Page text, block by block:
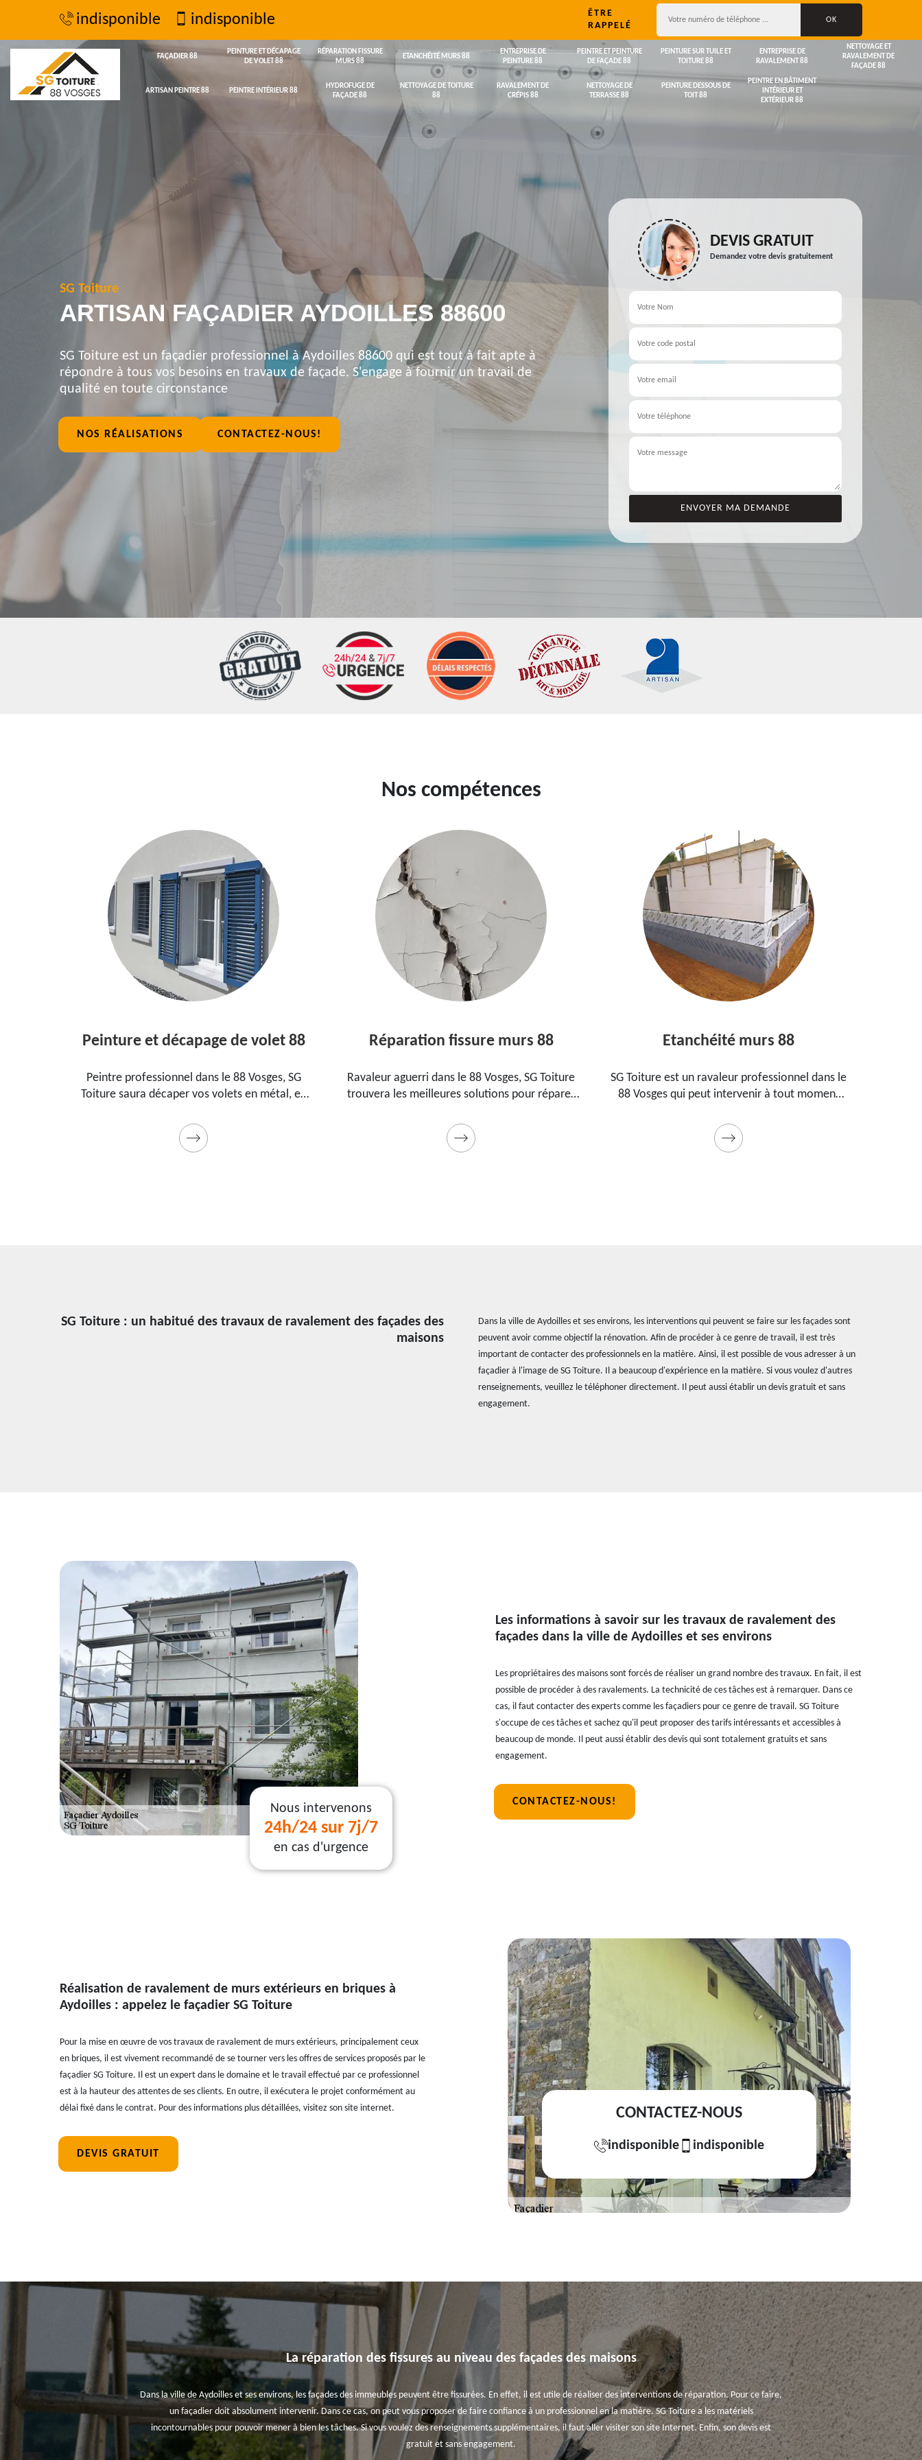
indisponible indisponible
ÊTRE
RAPPELÉ
FAÇADIER 88
PEINTURE ET DÉCAPAGE
DE VOLET 88
RÉPARATION FISSURE
MURS 88
ETANCHÉITÉ MURS 88
ENTREPRISE DE
PEINTURE 88
PEINTRE ET PEINTURE
DE FAÇADE 88
PEINTURE SUR TUILE ET
TOITURE 88
ENTREPRISE DE
RAVALEMENT 88
NETTOYAGE ET
RAVALEMENT DE
FAÇADE 88
ARTISAN PEINTRE 88 PEINTRE INTÉRIEUR 88
HYDROFUGE DE
FAÇADE 88
NETTOYAGE DE TOITURE
88
RAVALEMENT DE
CRÉPIS 88
NETTOYAGE DE
TERRASSE 88
PEINTURE DESSOUS DE
TOIT 88
PEINTRE EN BÂTIMENT
INTÉRIEUR ET
EXTÉRIEUR 88
SG Toiture
ARTISAN FAÇADIER AYDOILLES 88600
SG Toiture est un façadier professionnel à Aydoilles 88600 qui est tout à fait apte à
répondre à tous vos besoins en travaux de façade. S'engage à fournir un travail de
qualité en toute circonstance
NOS RÉALISATIONS CONTACTEZ-NOUS!
DEVIS GRATUIT
Demandez votre devis gratuitement
Nos compétences
Peinture et décapage de volet 88
Peintre professionnel dans le 88 Vosges, SG
Toiture saura décaper vos volets en métal, en
Utilise des produits et des peintures de qualité.
Devis détaillé offert
Réparation fissure murs 88
Ravaleur aguerri dans le 88 Vosges, SG Toiture
trouvera les meilleures solutions pour réparer
qualité et des matériels professionnels. Travaux
garantis décennaux
Etanchéité murs 88
SG Toiture est un ravaleur professionnel dans le
88 Vosges qui peut intervenir à tout moment
pas cher pour ce faire
SG Toiture : un habitué des travaux de ravalement des façades des
maisons
Dans la ville de Aydoilles et ses environs, les interventions qui peuvent se faire sur les façades sont
peuvent avoir comme objectif la rénovation. Afin de procéder à ce genre de travail, il est très
important de contacter des professionnels en la matière. Ainsi, il est possible de vous adresser à un
façadier à l'image de SG Toiture. Il a beaucoup d'expérience en la matière. Si vous voulez d'autres
renseignements, veuillez le téléphoner directement. Il peut aussi établir un devis gratuit et sans
engagement.
Nous intervenons
24h/24 sur 7j/7
en cas d'urgence
Les informations à savoir sur les travaux de ravalement des
façades dans la ville de Aydoilles et ses environs
Les propriétaires des maisons sont forcés de réaliser un grand nombre des travaux. En fait, il est
possible de procéder à des ravalements. La technicité de ces tâches est à remarquer. Dans ce
cas, il faut contacter des experts comme les façadiers pour ce genre de travail. SG Toiture
s'occupe de ces tâches et sachez qu'il peut proposer des tarifs intéressants et accessibles à
beaucoup de monde. Il peut aussi établir des devis qui sont totalement gratuits et sans
engagement.
CONTACTEZ-NOUS!
Réalisation de ravalement de murs extérieurs en briques à
Aydoilles : appelez le façadier SG Toiture
Pour la mise en œuvre de vos travaux de ravalement de murs extérieurs, principalement ceux
en briques, il est vivement recommandé de se tourner vers les offres de services proposés par le
façadier SG Toiture. Il est un expert dans le domaine et le travail effectué par ce professionnel
est à la hauteur des attentes de ses clients. En outre, il exécutera le projet conformément au
délai fixé dans le contrat. Pour des informations plus détaillées, visitez son site internet.
DEVIS GRATUIT
CONTACTEZ-NOUS
indisponible indisponible
La réparation des fissures au niveau des façades des maisons
Dans la ville de Aydoilles et ses environs, les façades des immeubles peuvent être fissurées. En effet, il est utile de réaliser des interventions de réparation. Pour ce faire,
un façadier doit absolument intervenir. Dans ce cas, on peut vous proposer de faire confiance à un professionnel en la matière. SG Toiture a les matériels
incontournables pour pouvoir mener à bien les tâches. Si vous voulez des renseignements supplémentaires, il faut aller visiter son site Internet. Enfin, son devis est
gratuit et sans engagement.